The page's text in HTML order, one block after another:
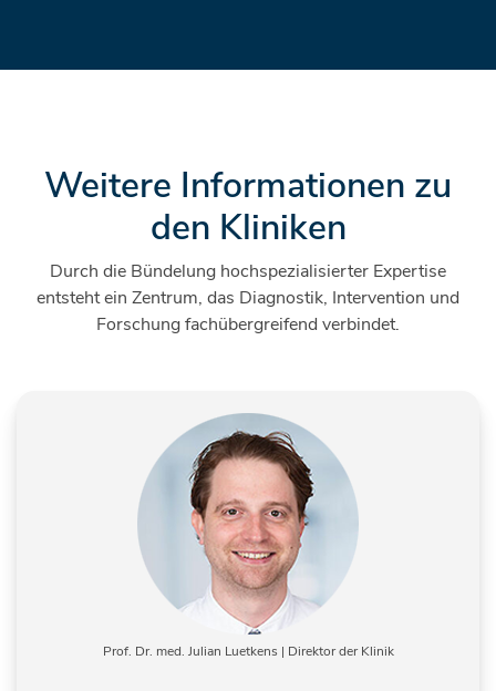
Weitere Informationen zu
den Kliniken
Durch die Bündelung hochspezialisierter Expertise
entsteht ein Zentrum, das Diagnostik, Intervention und
Forschung fachübergreifend verbindet.
Prof. Dr. med. Julian Luetkens | Direktor der Klinik